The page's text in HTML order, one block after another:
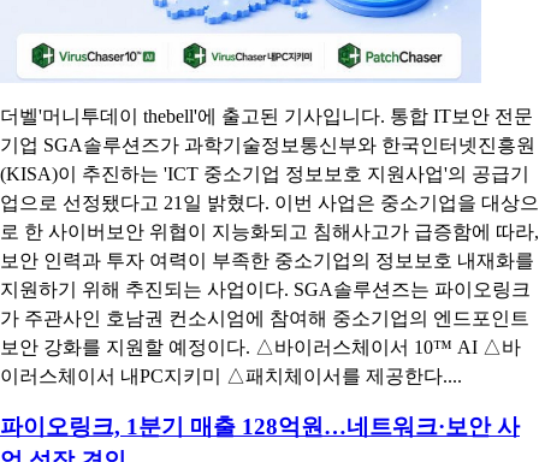
더벨'머니투데이 thebell'에 출고된 기사입니다. 통합 IT보안 전문
기업 SGA솔루션즈가 과학기술정보통신부와 한국인터넷진흥원
(KISA)이 추진하는 'ICT 중소기업 정보보호 지원사업'의 공급기
업으로 선정됐다고 21일 밝혔다. 이번 사업은 중소기업을 대상으
로 한 사이버보안 위협이 지능화되고 침해사고가 급증함에 따라,
보안 인력과 투자 여력이 부족한 중소기업의 정보보호 내재화를
지원하기 위해 추진되는 사업이다. SGA솔루션즈는 파이오링크
가 주관사인 호남권 컨소시엄에 참여해 중소기업의 엔드포인트
보안 강화를 지원할 예정이다. △바이러스체이서 10™ AI △바
이러스체이서 내PC지키미 △패치체이서를 제공한다....
파이오링크, 1분기 매출 128억원…네트워크·보안 사